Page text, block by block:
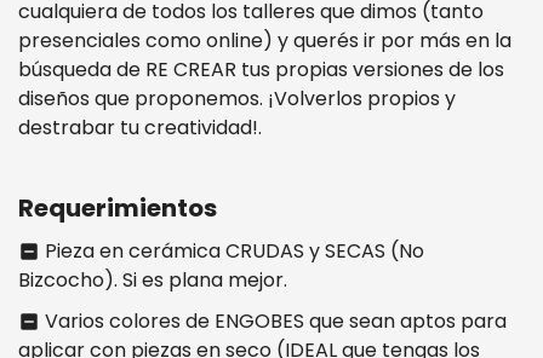
cualquiera de todos los talleres que dimos (tanto
presenciales como online) y querés ir por más en la
búsqueda de RE CREAR tus propias versiones de los
diseños que proponemos. ¡Volverlos propios y
destrabar tu creatividad!.
Requerimientos
indeterminate_check_box Pieza en cerámica CRUDAS y SECAS (No
Bizcocho). Si es plana mejor.
indeterminate_check_box Varios colores de ENGOBES que sean aptos para
aplicar con piezas en seco (IDEAL que tengas los